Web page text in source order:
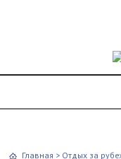
Главная > Отдых за